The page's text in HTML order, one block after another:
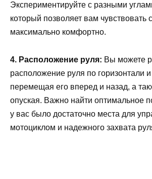
Экспериментируйте с разными
который позволяет вам чувствовать
максимально комфортно.
4. Расположение руля: Вы можете
расположение руля по горизонтали
перемещая его вперед и назад, а
опуская. Важно найти оптимальное
у вас было достаточно места для
мотоциклом и надежного захвата